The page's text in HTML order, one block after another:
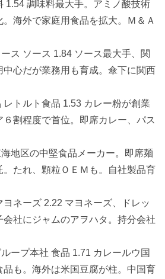
1.54 調味料最大手。アミノ酸技術
海外で家庭用食品を拡大。Ｍ＆Ａ
ス ソース 1.84 ソース最大手、関
心だが業務用も育成。傘下に関西
トルト食品 1.53 カレー粉が創業
割程度で首位。即席カレー、パス
地区の中堅食品メーカー。即席麺
たれ、顆粒ＯＥＭも。自社製品育
ネーズ 2.22 マヨネーズ、ドレッ
会社にジャムのアヲハタ。持分会社
ープ本社 食品 1.71 カレールウ国
品も。海外は米国豆腐が柱。中国育